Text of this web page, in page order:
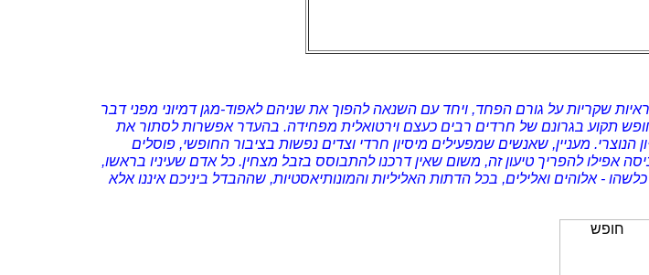
שקריות על גורם הפחד, ויחד עם השנאה להפוך את שניהם לאפוד-מגן דמיוני מפני דבר
חופש תקוע בגרונם של חרדים רבים כעצם וירטואלית מפחידה. בהעדר אפשרות לסתור את
מעניין, שאנשים שמפעילים מיסיון חרדי וצדים נפשות בציבור החופשי, פוסלים
להפריך טיעון זה, משום שאין דרכנו להתבוסס בזבל מצחין. כל אדם שעיניו בראשו,
- אלוהים ואלילים, בכל הדתות האליליות והמונותיאסטיות, שההבדל ביניכם איננו אלא